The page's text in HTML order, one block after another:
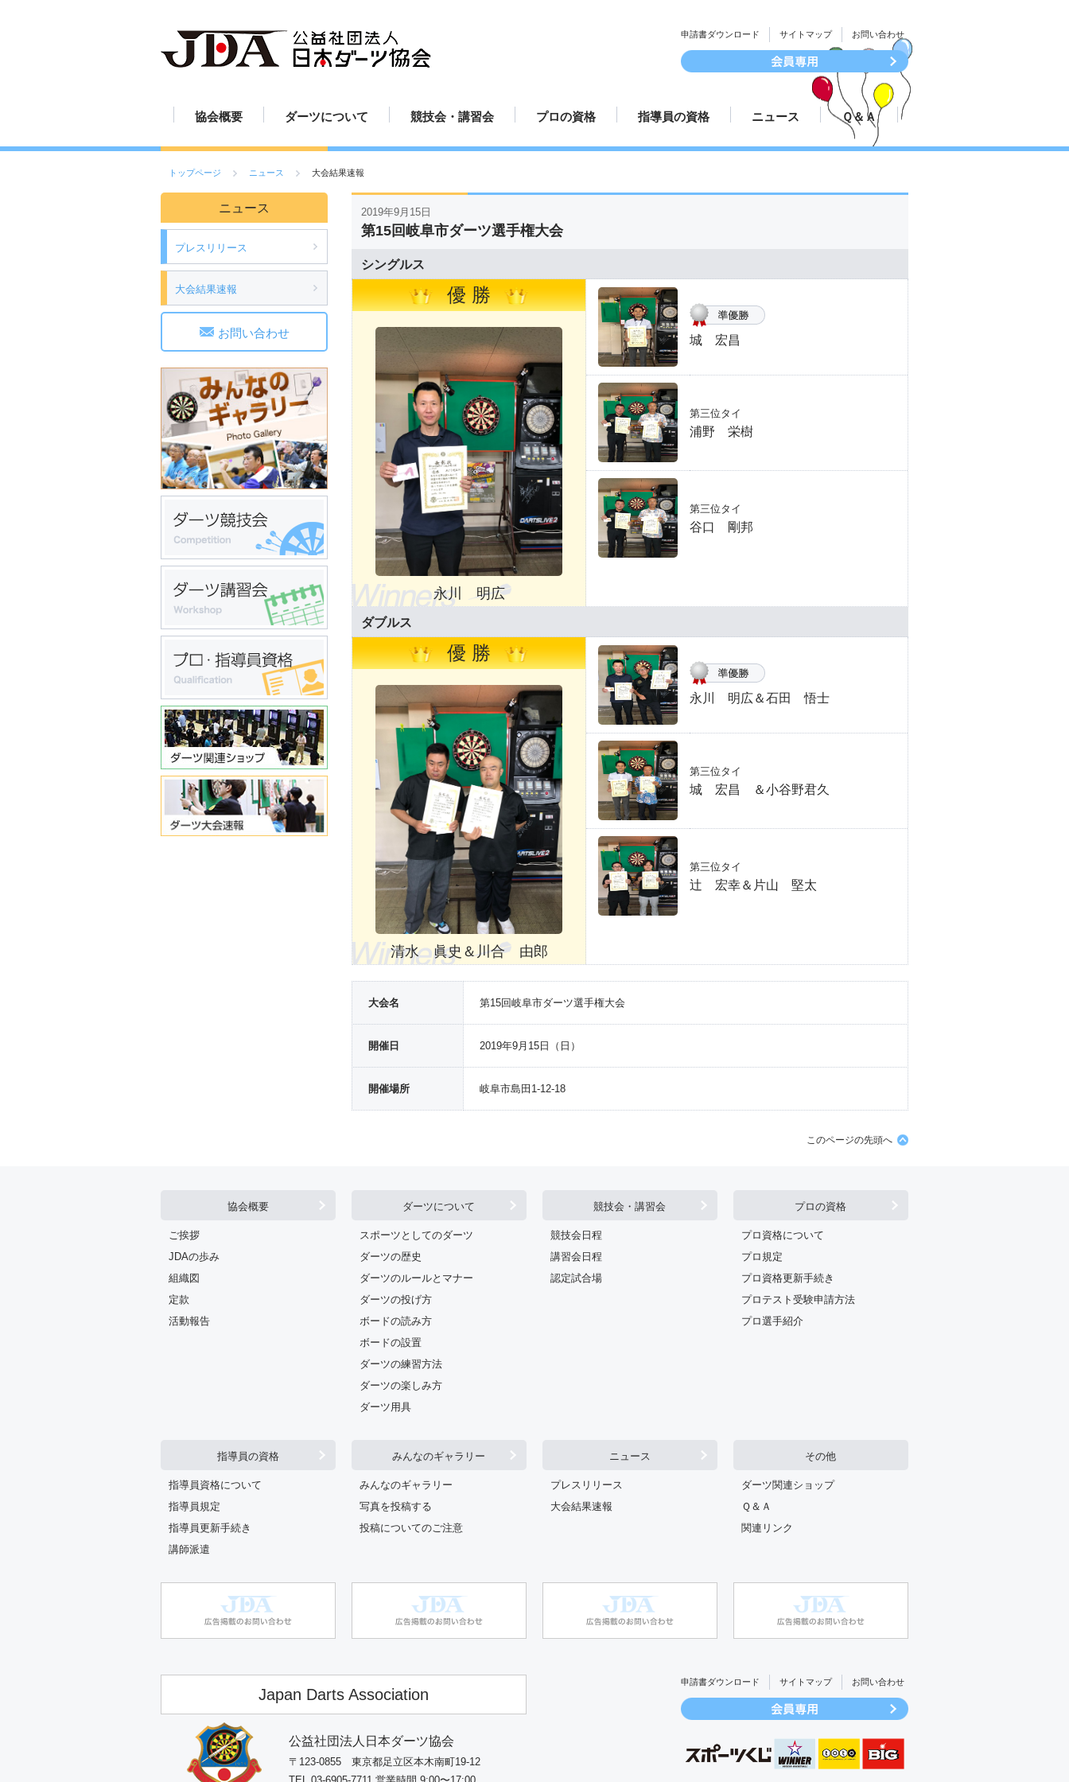
申請書ダウンロード サイトマップ お問い合わせ
協会概要
ご挨拶
JDAの歩み
組織図
定款
活動報告
ダーツについて
スポーツとしてのダーツ
ダーツの歴史
ダーツのルールとマナー
ダーツの投げ方
ボードの読み方
ボードの設置
ダーツの練習方法
ダーツの楽しみ方
ダーツ用具
競技会・講習会
競技会日程
講習会日程
認定試合場
プロの資格
プロ資格について
プロ規定
プロ資格更新手続き
プロテスト受験申請方法
プロ選手紹介
指導員の資格
指導員資格について
指導員規定
指導員更新手続き
講師派遣
ニュース
プレスリリース
大会結果速報
Ｑ＆Ａ
トップページ ニュース 大会結果速報
ニュース
プレスリリース
大会結果速報
お問い合わせ
2019年9月15日
第15回岐阜市ダーツ選手権大会
シングルス
優 勝
永川 明広
城 宏昌
第三位タイ
浦野 栄樹
第三位タイ
谷口 剛邦
ダブルス
優 勝
清水 眞史＆川合 由郎
永川 明広＆石田 悟士
第三位タイ
城 宏昌 ＆小谷野君久
第三位タイ
辻 宏幸＆片山 堅太
大会名 第15回岐阜市ダーツ選手権大会
開催日 2019年9月15日（日）
開催場所 岐阜市島田1-12-18
このページの先頭へ
協会概要
ご挨拶
JDAの歩み
組織図
定款
活動報告
ダーツについて
スポーツとしてのダーツ
ダーツの歴史
ダーツのルールとマナー
ダーツの投げ方
ボードの読み方
ボードの設置
ダーツの練習方法
ダーツの楽しみ方
ダーツ用具
競技会・講習会
競技会日程
講習会日程
認定試合場
プロの資格
プロ資格について
プロ規定
プロ資格更新手続き
プロテスト受験申請方法
プロ選手紹介
指導員の資格
指導員資格について
指導員規定
指導員更新手続き
講師派遣
みんなのギャラリー
みんなのギャラリー
写真を投稿する
投稿についてのご注意
ニュース
プレスリリース
大会結果速報
その他
ダーツ関連ショップ
Ｑ＆Ａ
関連リンク
Japan Darts Association
公益社団法人日本ダーツ協会
〒123-0855 東京都足立区本木南町19-12
申請書ダウンロード サイトマップ お問い合わせ